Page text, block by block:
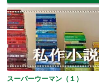
スーパーウーマン（１）